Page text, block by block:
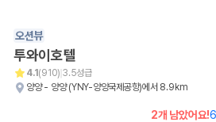
일반자차, 완전자차,
실시간 예약:
제주렌트카 실시간 가격비교 바로가기
오션뷰
투와이호텔
4.1 (910) 3.5성급
양양 - 양양 (YNY-양양국제공항)에서 8.9km
2개 남았어요!